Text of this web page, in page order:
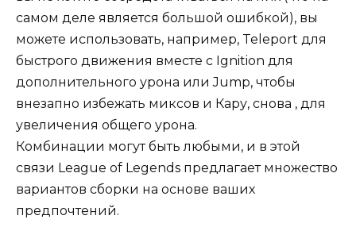
самом деле является большой ошибкой), вы
можете использовать, например, Teleport для
быстрого движения вместе с Ignition для
дополнительного урона или Jump, чтобы
внезапно избежать миксов и Кару, снова , для
увеличения общего урона.
Комбинации могут быть любыми, и в этой
связи League of Legends предлагает множество
вариантов сборки на основе ваших
предпочтений.